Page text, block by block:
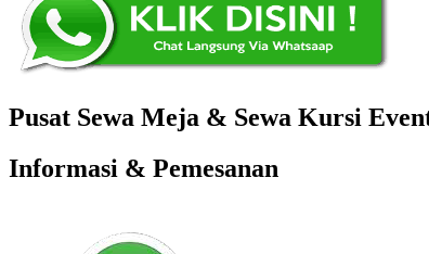
Pusat Sewa Meja & Sewa Kursi
Informasi & Pemesanan